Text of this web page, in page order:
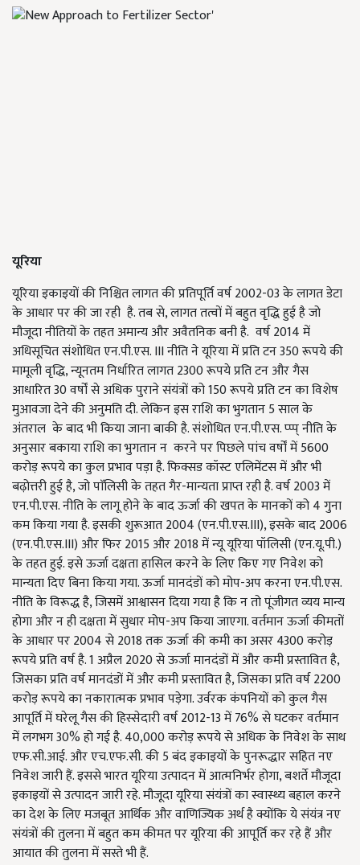
यूरिया
यूरिया इकाइयों की निश्चित लागत की प्रतिपूर्ति वर्ष 2002-03 के लागत डेटा
के आधार पर की जा रही है. तब से, लागत तत्वों में बहुत वृद्धि हुई है जो
मौजूदा नीतियों के तहत अमान्य और अवैतनिक बनी है. वर्ष 2014 में
अधिसूचित संशोधित एन.पी.एस. III नीति ने यूरिया में प्रति टन 350 रूपये की
मामूली वृद्धि, न्यूनतम निर्धारित लागत 2300 रूपये प्रति टन और गैस
आधारित 30 वर्षों से अधिक पुराने संयंत्रों को 150 रूपये प्रति टन का विशेष
मुआवजा देने की अनुमति दी. लेकिन इस राशि का भुगतान 5 साल के
अंतराल के बाद भी किया जाना बाकी है. संशोधित एन.पी.एस. प्प्प् नीति के
अनुसार बकाया राशि का भुगतान न करने पर पिछले पांच वर्षों में 5600
करोड़ रूपये का कुल प्रभाव पड़ा है. फिक्सड कॉस्ट एलिमेंटस में और भी
बढ़ोत्तरी हुई है, जो पाॅलिसी के तहत गैर-मान्यता प्राप्त रही है. वर्ष 2003 में
एन.पी.एस. नीति के लागू होने के बाद ऊर्जा की खपत के मानकों को 4 गुना
कम किया गया है. इसकी शुरूआत 2004 (एन.पी.एस.III), इसके बाद 2006
(एन.पी.एस.III) और फिर 2015 और 2018 में न्यू यूरिया पॉलिसी (एन.यू.पी.)
के तहत हुई. इसे ऊर्जा दक्षता हासिल करने के लिए किए गए निवेश को
मान्यता दिए बिना किया गया. ऊर्जा मानदंडों को मोप-अप करना एन.पी.एस.
नीति के विरूद्ध है, जिसमें आश्वासन दिया गया है कि न तो पूंजीगत व्यय मान्य
होगा और न ही दक्षता में सुधार मोप-अप किया जाएगा. वर्तमान ऊर्जा कीमतों
के आधार पर 2004 से 2018 तक ऊर्जा की कमी का असर 4300 करोड़
रूपये प्रति वर्ष है. 1 अप्रैल 2020 से ऊर्जा मानदंडों में और कमी प्रस्तावित है,
जिसका प्रति वर्ष मानदंडों में और कमी प्रस्तावित है, जिसका प्रति वर्ष 2200
करोड़ रूपये का नकारात्मक प्रभाव पड़ेगा. उर्वरक कंपनियों को कुल गैस
आपूर्ति में घरेलू गैस की हिस्सेदारी वर्ष 2012-13 में 76% से घटकर वर्तमान
में लगभग 30% हो गई है. 40,000 करोड़ रूपये से अधिक के निवेश के साथ
एफ.सी.आई. और एच.एफ.सी. की 5 बंद इकाइयों के पुनरूद्धार सहित नए
निवेश जारी हैं. इससे भारत यूरिया उत्पादन में आत्मनिर्भर होगा, बशर्ते मौजूदा
इकाइयों से उत्पादन जारी रहे. मौजूदा यूरिया संयंत्रों का स्वास्थ्य बहाल करने
का देश के लिए मजबूत आर्थिक और वाणिज्यिक अर्थ है क्योंकि ये संयंत्र नए
संयंत्रों की तुलना में बहुत कम कीमत पर यूरिया की आपूर्ति कर रहे हैं और
आयात की तुलना में सस्ते भी हैं.